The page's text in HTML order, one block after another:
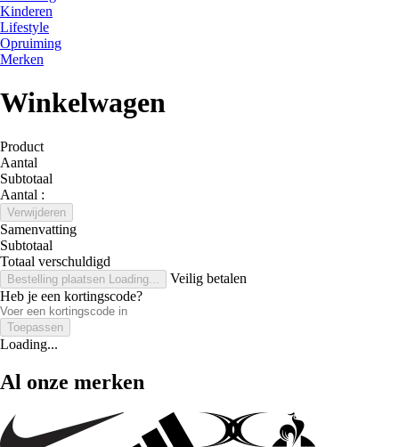
Kinderen
Lifestyle
Opruiming
Merken
Winkelwagen
Product
Aantal
Subtotaal
Aantal :
Verwijderen
Samenvatting
Subtotaal
Totaal verschuldigd
Bestelling plaatsen Loading...
Veilig betalen
Heb je een kortingscode?
Toepassen
Loading...
Al onze merken